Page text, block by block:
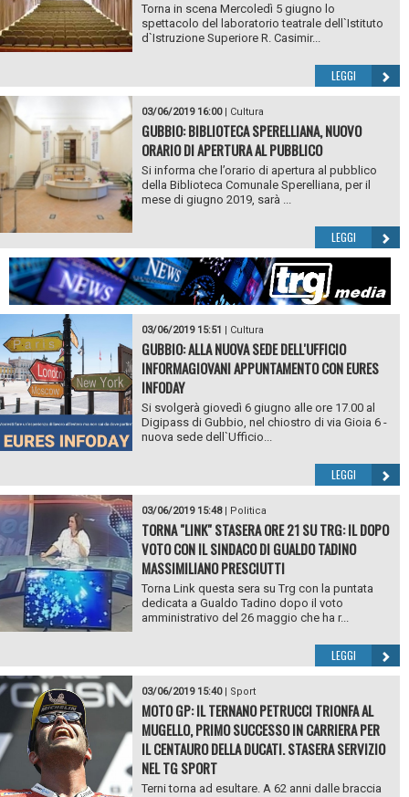
Torna in scena Mercoledì 5 giugno lo
spettacolo del laboratorio teatrale dell`Istituto
d`Istruzione Superiore R. Casimir...
LEGGI
03/06/2019 16:00| Cultura
GUBBIO: BIBLIOTECA SPERELLIANA, NUOVO
ORARIO DI APERTURA AL PUBBLICO
Si informa che l’orario di apertura al pubblico
della Biblioteca Comunale Sperelliana, per il
mese di giugno 2019, sarà ...
LEGGI
03/06/2019 15:51 | Cultura
GUBBIO: ALLA NUOVA SEDE DELL'UFFICIO
INFORMAGIOVANI APPUNTAMENTO CON EURES
INFODAY
Si svolgerà giovedì 6 giugno alle ore 17.00 al
Digipass di Gubbio, nel chiostro di via Gioia 6 -
nuova sede dell`Ufficio...
LEGGI
03/06/2019 15:48| Politica
TORNA "LINK" STASERA ORE 21 SU TRG: IL DOPO
VOTO CON IL SINDACO DI GUALDO TADINO
MASSIMILIANO PRESCIUTTI
Torna Link questa sera su Trg con la puntata
dedicata a Gualdo Tadino dopo il voto
amministrativo del 26 maggio che ha r...
LEGGI
03/06/2019 15:40| Sport
MOTO GP: IL TERNANO PETRUCCI TRIONFA AL
MUGELLO, PRIMO SUCCESSO IN CARRIERA PER
IL CENTAURO DELLA DUCATI. STASERA SERVIZIO
NEL TG SPORT
Terni torna ad esultare. A 62 anni dalle braccia